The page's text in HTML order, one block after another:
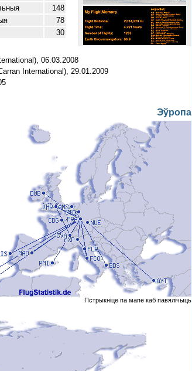
148
78
30
06.03.2008
International), 29.01.2009
Эўропа
Пстрыкніце па мапе каб павялічыць